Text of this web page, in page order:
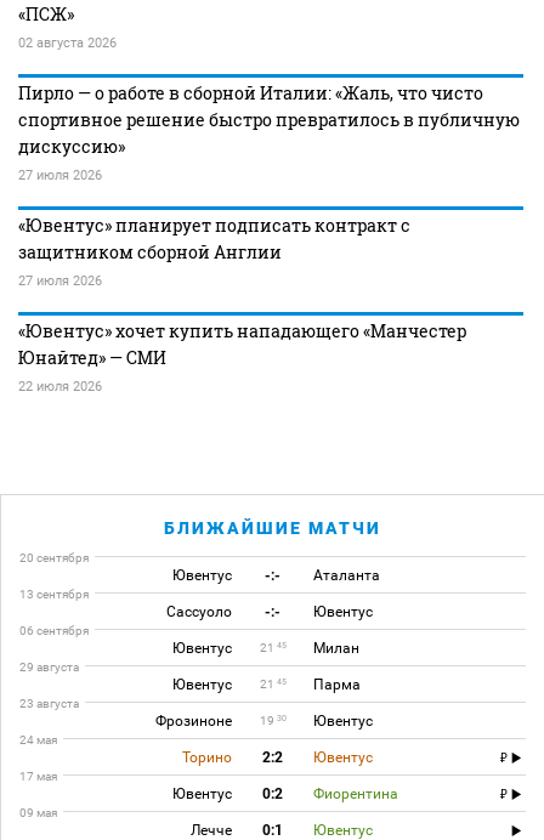
«ПСЖ»
02 августа 2026
Пирло — о работе в сборной Италии: «Жаль, что чисто
спортивное решение быстро превратилось в публичную
дискуссию»
27 июля 2026
«Ювентус» планирует подписать контракт с
защитником сборной Англии
27 июля 2026
«Ювентус» хочет купить нападающего «Манчестер
Юнайтед» — СМИ
22 июля 2026
БЛИЖАЙШИЕ МАТЧИ
20 сентября
Ювентус -:- Аталанта
13 сентября
Сассуоло -:- Ювентус
06 сентября
Ювентус 21 45 Милан
29 августа
Ювентус 21 45 Парма
23 августа
Фрозиноне 19 30 Ювентус
24 мая
Торино 2:2 Ювентус
17 мая
Ювентус 0:2 Фиорентина
09 мая
Лечче 0:1 Ювентус